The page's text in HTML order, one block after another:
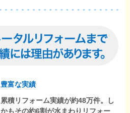
豊富な実績
累積リフォーム実績が約48万件。し
かもその約6割が水まわりリフォー